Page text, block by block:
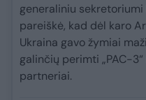
generaliniu sekretoriumi
pareiškė, kad dėl karo
Ukraina gavo žymiai
galinčių perimti „PAC-
partneriai.